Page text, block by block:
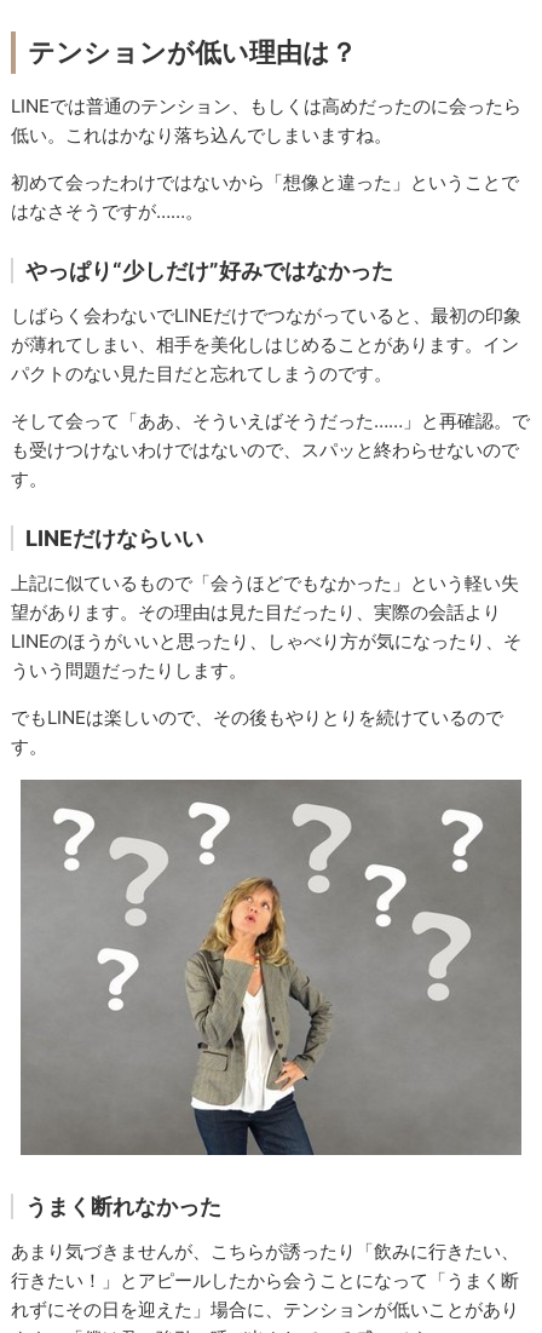
テンションが低い理由は？
LINEでは普通のテンション、もしくは高めだったのに会ったら
低い。これはかなり落ち込んでしまいますね。
初めて会ったわけではないから「想像と違った」ということで
はなさそうですが……。
やっぱり“少しだけ”好みではなかった
しばらく会わないでLINEだけでつながっていると、最初の印象
が薄れてしまい、相手を美化しはじめることがあります。イン
パクトのない見た目だと忘れてしまうのです。
そして会って「ああ、そういえばそうだった……」と再確認。で
も受けつけないわけではないので、スパッと終わらせないので
す。
LINEだけならいい
上記に似ているもので「会うほどでもなかった」という軽い失
望があります。その理由は見た目だったり、実際の会話より
LINEのほうがいいと思ったり、しゃべり方が気になったり、そ
ういう問題だったりします。
でもLINEは楽しいので、その後もやりとりを続けているので
す。
うまく断れなかった
あまり気づきませんが、こちらが誘ったり「飲みに行きたい、
行きたい！」とアピールしたから会うことになって「うまく断
れずにその日を迎えた」場合に、テンションが低いことがあり